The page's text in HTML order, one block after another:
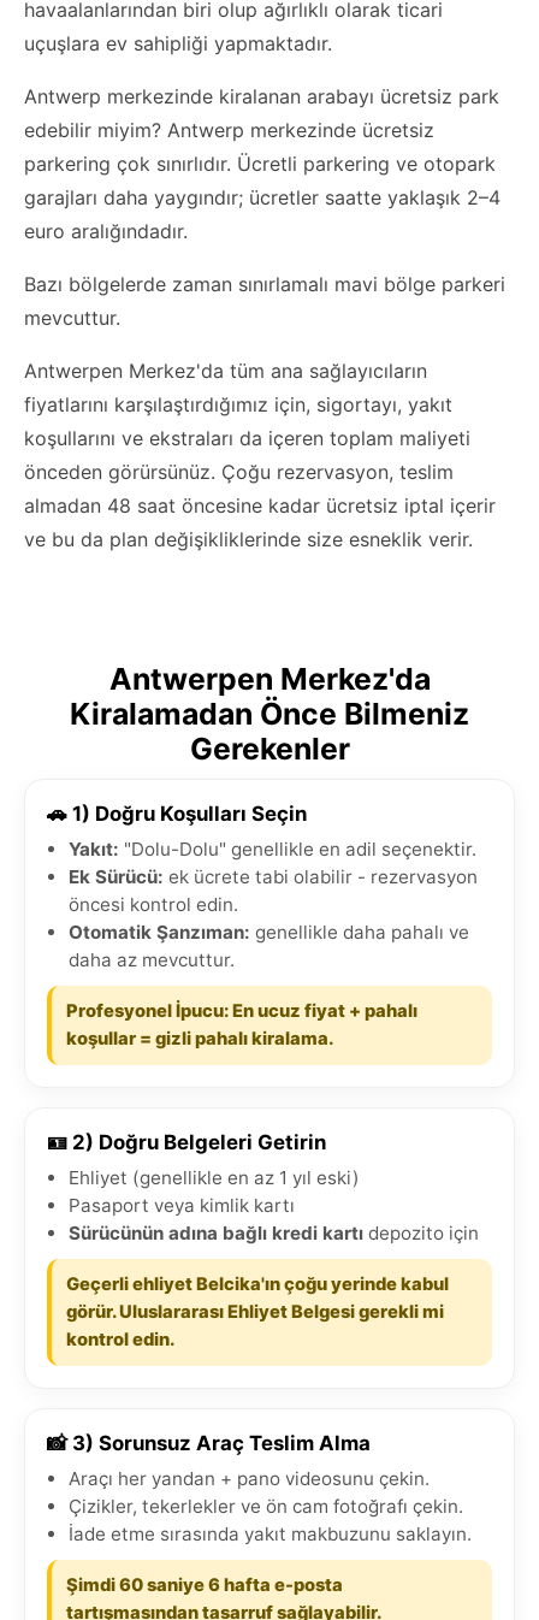
havaalanlarından biri olup ağırlıklı olarak ticari
uçuşlara ev sahipliği yapmaktadır.
Antwerp merkezinde kiralanan arabayı ücretsiz park
edebilir miyim? Antwerp merkezinde ücretsiz
parkering çok sınırlıdır. Ücretli parkering ve otopark
garajları daha yaygındır; ücretler saatte yaklaşık 2–4
euro aralığındadır.
Bazı bölgelerde zaman sınırlamalı mavi bölge parkeri
mevcuttur.
Antwerpen Merkez'da tüm ana sağlayıcıların
fiyatlarını karşılaştırdığımız için, sigortayı, yakıt
koşullarını ve ekstraları da içeren toplam maliyeti
önceden görürsünüz. Çoğu rezervasyon, teslim
almadan 48 saat öncesine kadar ücretsiz iptal içerir
ve bu da plan değişikliklerinde size esneklik verir.
Antwerpen Merkez'da
Kiralamadan Önce Bilmeniz
Gerekenler
🚗 1) Doğru Koşulları Seçin
Yakıt: "Dolu-Dolu" genellikle en adil seçenektir.
Ek Sürücü: ek ücrete tabi olabilir - rezervasyon
öncesi kontrol edin.
Otomatik Şanzıman: genellikle daha pahalı ve
daha az mevcuttur.
Profesyonel İpucu: En ucuz fiyat + pahalı
koşullar = gizli pahalı kiralama.
🪪 2) Doğru Belgeleri Getirin
Ehliyet (genellikle en az 1 yıl eski)
Pasaport veya kimlik kartı
Sürücünün adına bağlı kredi kartı depozito için
Geçerli ehliyet Belcika'ın çoğu yerinde kabul
görür. Uluslararası Ehliyet Belgesi gerekli mi
kontrol edin.
📸 3) Sorunsuz Araç Teslim Alma
Araçı her yandan + pano videosunu çekin.
Çizikler, tekerlekler ve ön cam fotoğrafı çekin.
İade etme sırasında yakıt makbuzunu saklayın.
Şimdi 60 saniye 6 hafta e-posta
tartışmasından tasarruf sağlayabilir.